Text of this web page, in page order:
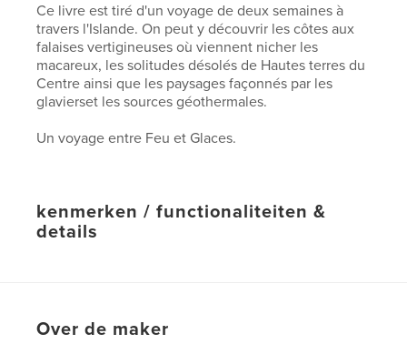
Ce livre est tiré d'un voyage de deux semaines à
travers l'Islande. On peut y découvrir les côtes aux
falaises vertigineuses où viennent nicher les
macareux, les solitudes désolés de Hautes terres du
Centre ainsi que les paysages façonnés par les
glavierset les sources géothermales.
Un voyage entre Feu et Glaces.
kenmerken / functionaliteiten &
details
Datum publiceren:ok 10, 2012
Over de maker